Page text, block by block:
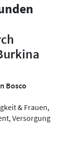
Bosco
& Frauen,
Versorgung